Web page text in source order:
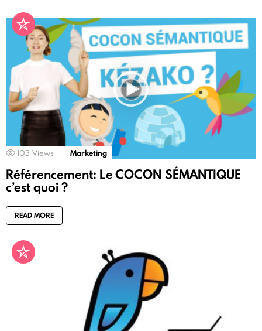
103 Views Marketing
Référencement: Le COCON SÉMANTIQUE
c’est quoi ?
READ MORE